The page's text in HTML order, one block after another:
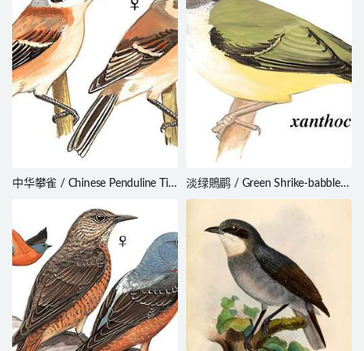
中华攀雀 / Chinese Penduline Tit
淡绿鵙鹛 / Green Shrike-babbler
/ Pteruthius xanthochlorus